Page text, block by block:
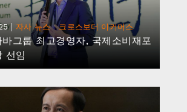
자사 뉴스·크로스보더 이커머스
그룹 최고경영자, 국제소비재포
선임